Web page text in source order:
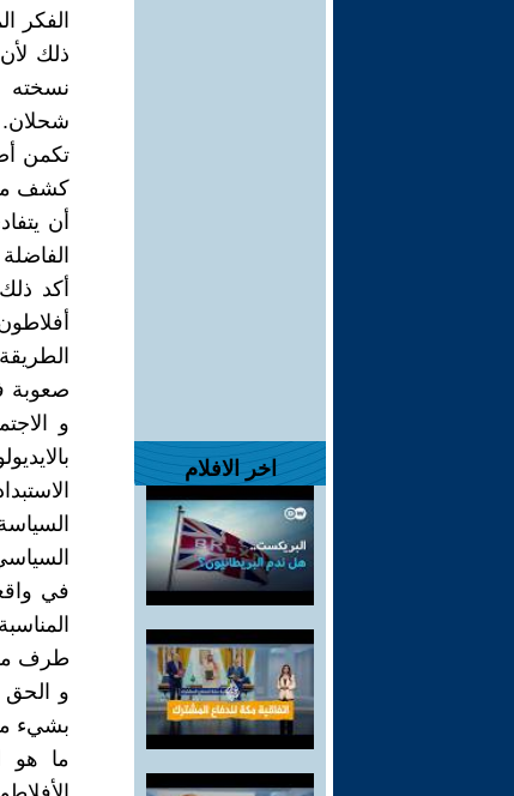
اخر الافلام
الفكر
ذلك
نسخته
شحلان.
تكمن
كشف
أن
أكد
صعوبة
و
في
طرف
و الحق
بشيء
ما هو